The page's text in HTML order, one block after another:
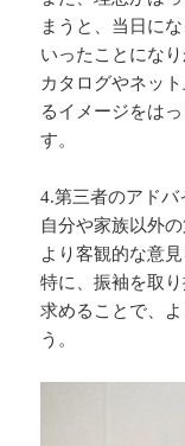
まうと、当日に
いったことになり
カタログやネッ
るイメージをは
す。
4.第三者のアドバ
自分や家族以外
より客観的な意見
特に、振袖を取
求めることで、
う。